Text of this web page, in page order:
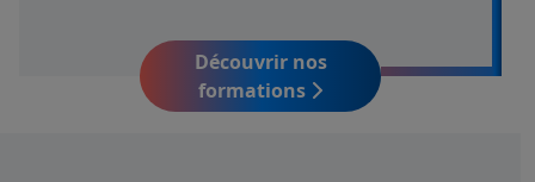
Découvrir nos
formations